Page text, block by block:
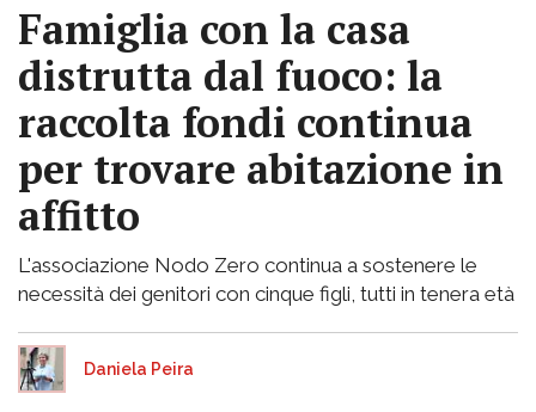
Famiglia con la casa
distrutta dal fuoco: la
raccolta fondi continua
per trovare abitazione in
affitto
L'associazione Nodo Zero continua a sostenere le
necessità dei genitori con cinque figli, tutti in tenera età
Daniela Peira